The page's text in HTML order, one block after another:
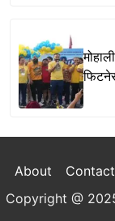
About Contact
Copyright @